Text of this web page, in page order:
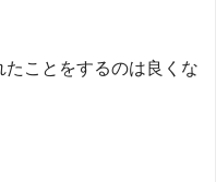
ことをするのは良くな